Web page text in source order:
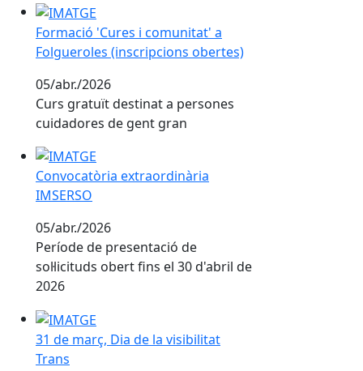
Formació 'Cures i comunitat' a Folgueroles
Formació 'Cures i comunitat' a
Folgueroles (inscripcions obertes)
05/abr./2026
Curs gratuït destinat a persones
cuidadores de gent gran
Convocatòria extraordinària IMSERSO
Convocatòria extraordinària
IMSERSO
05/abr./2026
Període de presentació de
sol·licituds obert fins el 30 d'abril de
2026
31 de març, Dia de la visibilitat Trans
31 de març, Dia de la visibilitat
Trans